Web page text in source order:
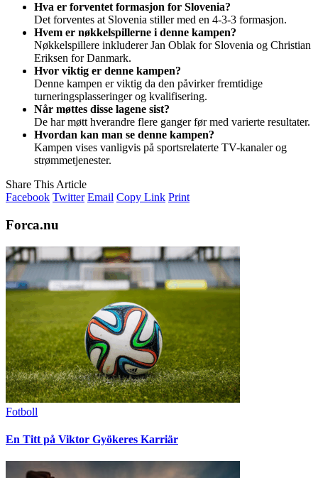
Hva er forventet formasjon for Slovenia?
Det forventes at Slovenia stiller med en 4-3-3 formasjon.
Hvem er nøkkelspillerne i denne kampen?
Nøkkelspillere inkluderer Jan Oblak for Slovenia og Christian
Eriksen for Danmark.
Hvor viktig er denne kampen?
Denne kampen er viktig da den påvirker fremtidige
turneringsplasseringer og kvalifisering.
Når møttes disse lagene sist?
De har møtt hverandre flere ganger før med varierte resultater.
Hvordan kan man se denne kampen?
Kampen vises vanligvis på sportsrelaterte TV-kanaler og
strømmetjenester.
Share This Article
Facebook Twitter Email Copy Link Print
Forca.nu
Fotboll
En Titt på Viktor Gyökeres Karriär